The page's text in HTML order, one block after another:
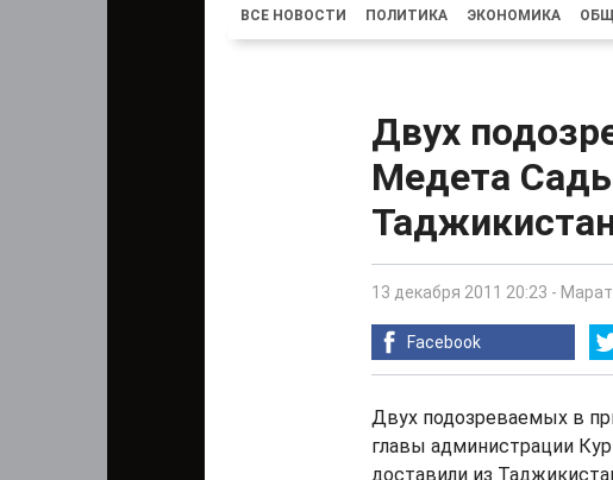
ВСЕ НОВОСТИ ПОЛИТИКА ЭКОНОМИКА
Двух
Медета
13 декабря 2011 20:23 -
Facebook
Двух подозреваемых в
главы администрации
доставили из